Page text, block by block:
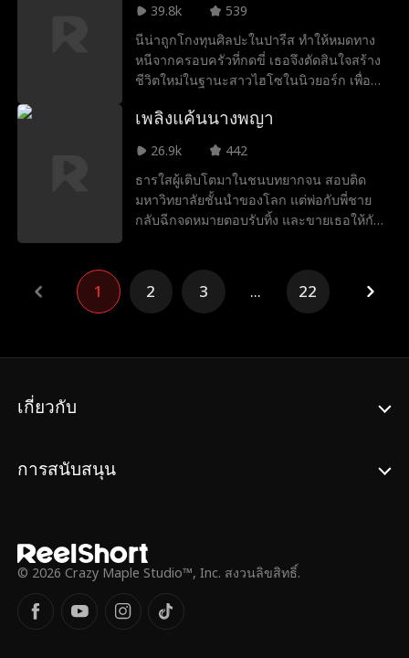
เงินก็ตาม และเมื่อความลับดำมืดที่สุดของทั้ง
สองถูกเปิดเผย สายสัมพันธ์อันเปราะบางนี้จะ
ยังคงอยู่รอดหรือไม่
39.8k
539
นีน่าถูกโกงทุนศิลปะในปารีส ทำให้หมดทาง
หนีจากครอบครัวที่กดขี่ เธอจึงตัดสินใจสร้าง
ชีวิตใหม่ในฐานะสาวไฮโซในนิวยอร์ก เพื่อ
คว้าโอกาสครั้งที่สองมาได้ แต่เรื่องไม่ง่ายเมื่อ
และคนที่อาจเปิดโปงความลับทั้งหมดของเธอ
ความจริงที่ปกปิดไว้นี้จะทำลายทุกอย่าง หรือ
จะกลายเป็นกุญแจสู่ความรักที่ไม่เคยคาดคิด
กันนะ
เพลิงแค้นนางพญา
26.9k
442
ธารใสผู้เติบโตมาในชนบทยากจน สอบติด
มหาวิทยาลัยชั้นนำของโลก แต่พ่อกับพี่ชาย
กลับฉีกจดหมายตอบรับทิ้ง และขายเธอให้กับ
การติดต่อกับพวกเขาไป เจ็ดปีต่อมา ธารใส
กลายเป็นคนที่รวยที่สุดในโลก เธอกลับมาบ้าน
ปรากฏตัวในงานเลี้ยงต้อนรับบรรดาซีอีโอ
รอคอยคนที่เคยมองเธออย่างเหยียดหยามอยู่?
1 2 3 ... 22
เกี่ยวกับ
การสนับสนุน
© 2026 Crazy Maple Studio™, Inc. สงวนลิขสิทธิ์.